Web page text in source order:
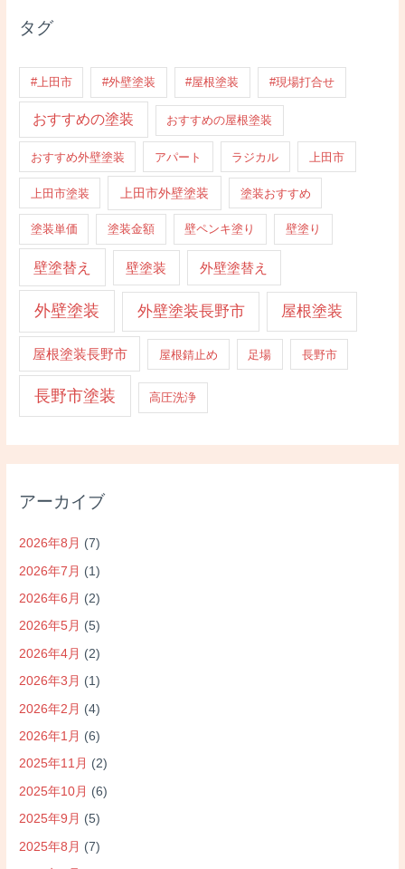
タグ
#上田市 #外壁塗装 #屋根塗装 #現場打合せ
おすすめの塗装 おすすめの屋根塗装
おすすめ外壁塗装 アパート ラジカル 上田市
上田市塗装 上田市外壁塗装 塗装おすすめ
塗装単価 塗装金額 壁ペンキ塗り 壁塗り
壁塗替え 壁塗装 外壁塗替え
外壁塗装 外壁塗装長野市 屋根塗装
屋根塗装長野市 屋根錆止め 足場 長野市
長野市塗装 高圧洗浄
アーカイブ
2026年8月 (7)
2026年7月 (1)
2026年6月 (2)
2026年5月 (5)
2026年4月 (2)
2026年3月 (1)
2026年2月 (4)
2026年1月 (6)
2025年11月 (2)
2025年10月 (6)
2025年9月 (5)
2025年8月 (7)